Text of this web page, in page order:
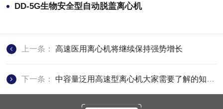
DD-5G生物安全型自动脱盖离心机
上一条：高速医用离心机将继续保持强势增长
下一条：中容量泛用高速型离心机大家需要了解的知识点